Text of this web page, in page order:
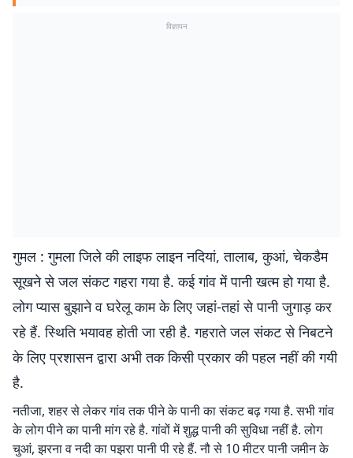
विज्ञापन
गुमल : गुमला जिले की लाइफ लाइन नदियां, तालाब, कुआं, चेकडैम
सूखने से जल संकट गहरा गया है. कई गांव में पानी खत्म हो गया है.
लोग प्यास बुझाने व घरेलू काम के लिए जहां-तहां से पानी जुगाड़ कर
रहे हैं. स्थिति भयावह होती जा रही है. गहराते जल संकट से निबटने
के लिए प्रशासन द्वारा अभी तक किसी प्रकार की पहल नहीं की गयी
है.
नतीजा, शहर से लेकर गांव तक पीने के पानी का संकट बढ़ गया है. सभी गांव
के लोग पीने का पानी मांग रहे है. गांवों में शुद्ध पानी की सुविधा नहीं है. लोग
चुआं, झरना व नदी का पझरा पानी पी रहे हैं. नौ से 10 मीटर पानी जमीन के